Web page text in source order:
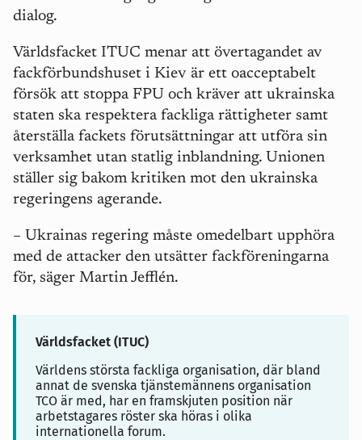
dialog.
Världsfacket ITUC menar att övertagandet av
fackförbundshuset i Kiev är ett oacceptabelt
försök att stoppa FPU och kräver att ukrainska
staten ska respektera fackliga rättigheter samt
återställa fackets förutsättningar att utföra sin
verksamhet utan statlig inblandning. Unionen
ställer sig bakom kritiken mot den ukrainska
regeringens agerande.
– Ukrainas regering måste omedelbart upphöra
med de attacker den utsätter fackföreningarna
för, säger Martin Jefflén.
Världsfacket (ITUC)
Världens största fackliga organisation, där bland
annat de svenska tjänstemännens organisation
TCO är med, har en framskjuten position när
arbetstagares röster ska höras i olika
internationella forum.